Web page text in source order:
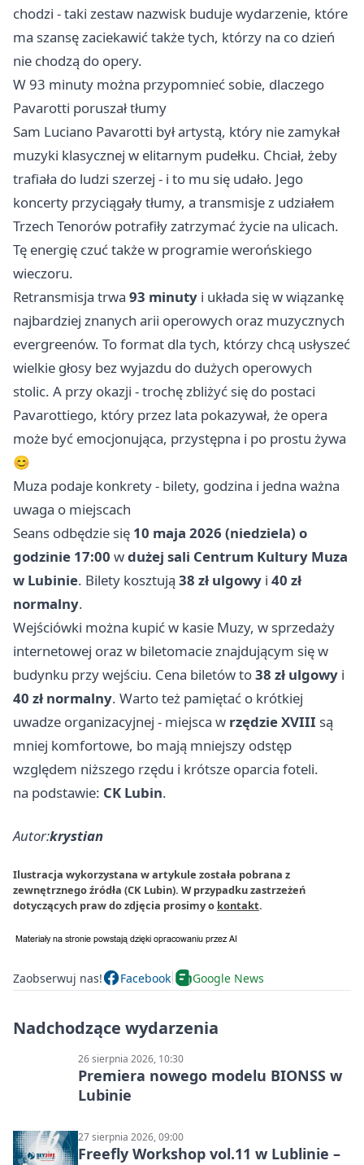
chodzi - taki zestaw nazwisk buduje wydarzenie, które
ma szansę zaciekawić także tych, którzy na co dzień
nie chodzą do opery.
W 93 minuty można przypomnieć sobie, dlaczego
Pavarotti poruszał tłumy
Sam Luciano Pavarotti był artystą, który nie zamykał
muzyki klasycznej w elitarnym pudełku. Chciał, żeby
trafiała do ludzi szerzej - i to mu się udało. Jego
koncerty przyciągały tłumy, a transmisje z udziałem
Trzech Tenorów potrafiły zatrzymać życie na ulicach.
Tę energię czuć także w programie werońskiego
wieczoru.
Retransmisja trwa 93 minuty i układa się w wiązankę
najbardziej znanych arii operowych oraz muzycznych
evergreenów. To format dla tych, którzy chcą usłyszeć
wielkie głosy bez wyjazdu do dużych operowych
stolic. A przy okazji - trochę zbliżyć się do postaci
Pavarottiego, który przez lata pokazywał, że opera
może być emocjonująca, przystępna i po prostu żywa
😊
Muza podaje konkrety - bilety, godzina i jedna ważna
uwaga o miejscach
Seans odbędzie się 10 maja 2026 (niedziela) o
godzinie 17:00 wdużej sali Centrum Kultury Muza
w Lubinie. Bilety kosztują 38 zł ulgowy i 40 zł
normalny.
Wejściówki można kupić w kasie Muzy, w sprzedaży
internetowej oraz w biletomacie znajdującym się w
budynku przy wejściu. Cena biletów to38 zł ulgowy i
40 zł normalny. Warto też pamiętać o krótkiej
uwadze organizacyjnej - miejsca w rzędzie XVIII są
mniej komfortowe, bo mają mniejszy odstęp
względem niższego rzędu i krótsze oparcia foteli.
na podstawie: CK Lubin.
Autor:krystian
Ilustracja wykorzystana w artykule została pobrana z
zewnętrznego źródła (CK Lubin). W przypadku zastrzeżeń
dotyczących praw do zdjęcia prosimy o kontakt.
Zaobserwuj nas! Facebook Google News
Nadchodzące wydarzenia
26 sierpnia 2026, 10:30
Premiera nowego modelu BIONSS w
Lubinie
27 sierpnia 2026, 09:00
Freefly Workshop vol.11 w Lublinie –